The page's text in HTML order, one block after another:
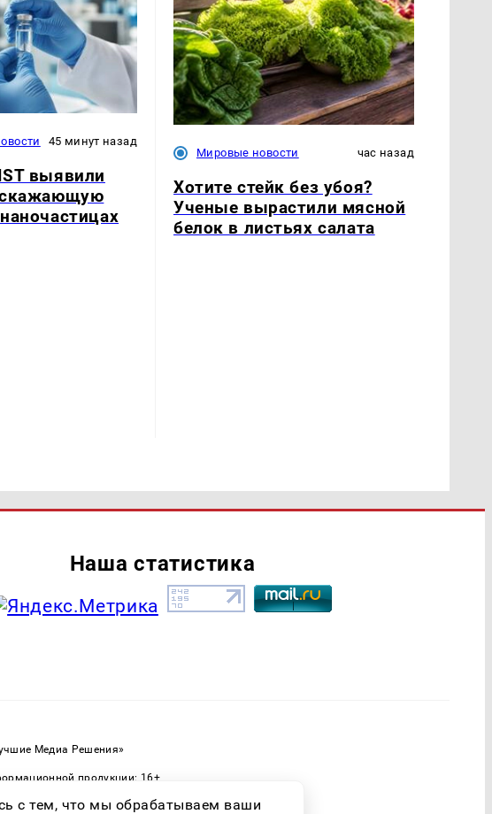
45 минут назад
выявили
Мировые новости час назад
Хотите стейк без убоя?
Ученые вырастили мясной
белок в листьях салата
Наша статистика
Медиа Решения»
продукции: 16+
02.06.2021
с тем, что мы обрабатываем ваши